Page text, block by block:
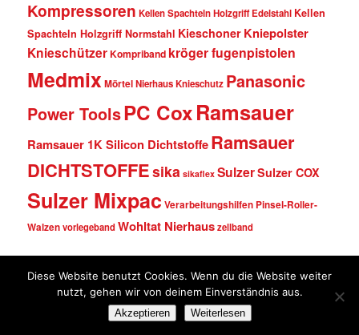
Kompressoren Kellen Spachteln Holzgriff Edelstahl Kellen
Spachteln Holzgriff Normstahl Kieschoner Kniepolster
KnieschützerKompriband kröger fugenpistolen
Medmix MörtelNierhaus Knieschutz Panasonic
Power ToolsPC CoxRamsauer
Ramsauer 1K Silicon DichtstoffeRamsauer
DICHTSTOFFEsika sikaflex SulzerSulzer COX
Sulzer Mixpac Verarbeitungshilfen Pinsel-Roller-
WalzenvorlegebandWohltat Nierhauszellband
© Fugentechnik Ott • Fidelis-Böhler-Str. 15 • 88499 Riedlingen • Tel. (0 73 71)
kontakt@dichtstoffe-shop.de•www.fugentechnik-ott.de
www.dichtstoffe-shop.de
Diese Website benutzt Cookies. Wenn du die Website weiter
nutzt, gehen wir von deinem Einverständnis aus.
Akzeptieren Weiterlesen